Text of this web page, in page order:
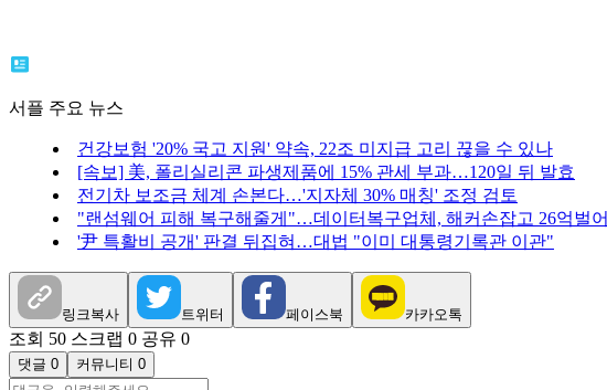
서플 주요 뉴스
건강보험 '20% 국고 지원' 약속, 22조 미지급 고리 끊을 수 있나
[속보] 美, 폴리실리콘 파생제품에 15% 관세 부과…120일 뒤 발효
전기차 보조금 체계 손본다…'지자체 30% 매칭' 조정 검토
"랜섬웨어 피해 복구해줄게"…데이터복구업체, 해커손잡고 26억벌어
'尹 특활비 공개' 판결 뒤집혀…대법 "이미 대통령기록관 이관"
링크복사 트위터 페이스북 카카오톡
조회 50 스크랩 0 공유 0
댓글 0 커뮤니티 0